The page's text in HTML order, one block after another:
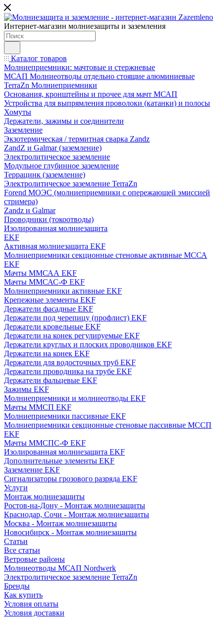
Интернет-магазин молниезащиты и заземления
Каталог товаров
Молниеприемники: мачтовые и стержневые
МСАП Молниеотводы отдельно стоящие алюминиевые
TerraZn Молниеприемники
Основания, кронштейны и прочее для мачт МСАП
Устройства для выпрямления проволоки (катанки) и полосы
Хомуты
Держатели, зажимы и соединители
Заземление
Экзотермическая / термитная сварка Zandz
ZandZ и Galmar (заземление)
Электролитическое заземление
Модульное глубинное заземление
Террацинк (заземление)
Электролитическое заземление TerraZn
Forend МОЭС (молниеприемники с опережающей эмиссией
стримера)
Zandz и Galmar
Проводники (токоотводы)
Изолированная молниезащита
EKF
Активная молниезащита EKF
Молниеприемники секционные стеновые активные МССА
EKF
Мачты ММСАА EKF
Мачты ММСАС-Ф EKF
Молниеприемники активные EKF
Крепежные элементы EKF
Держатели фасадные EKF
Держатели под черепицу (профлист) EKF
Держатели кровельные EKF
Держатели на конек регулируемые EKF
Держатели круглых и плоских проводников EKF
Держатели на конек EKF
Держатели для водосточных труб EKF
Держатели проводника на трубе EKF
Держатели фальцевые EKF
Зажимы EKF
Молниеприемники и молниеотводы EKF
Мачты ММСП EKF
Молниеприемники пассивные EKF
Молниеприемники секционные стеновые пассивные МССП
EKF
Мачты ММСПС-Ф EKF
Изолированная молниезащита EKF
Дополнительные элементы EKF
Заземление EKF
Сигнализаторы грозового разряда EKF
Услуги
Монтаж молниезащиты
Ростов-на-Дону - Монтаж молниезащиты
Краснодар, Сочи - Монтаж молниезащиты
Москва - Монтаж молниезащиты
Новосибирск - Монтаж молниезащиты
Статьи
Все статьи
Ветровые районы
Молниеотводы МСАП Nordwerk
Электролитическое заземление TerraZn
Бренды
Как купить
Условия оплаты
Условия доставки